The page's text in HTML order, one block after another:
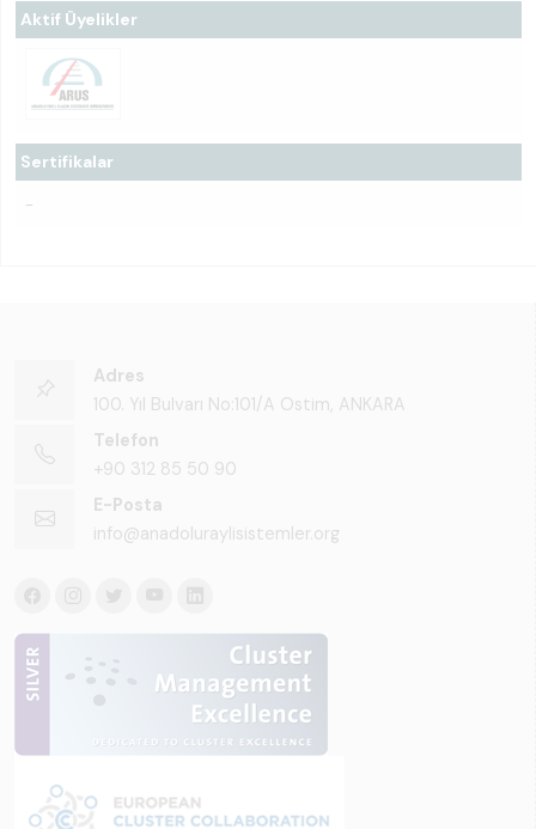
Aktif Üyelikler
Sertifikalar
-
Adres
100. Yıl Bulvarı No:101/A Ostim, ANKARA
Telefon
+90 312 85 50 90
E-Posta
info@anadoluraylisistemler.org